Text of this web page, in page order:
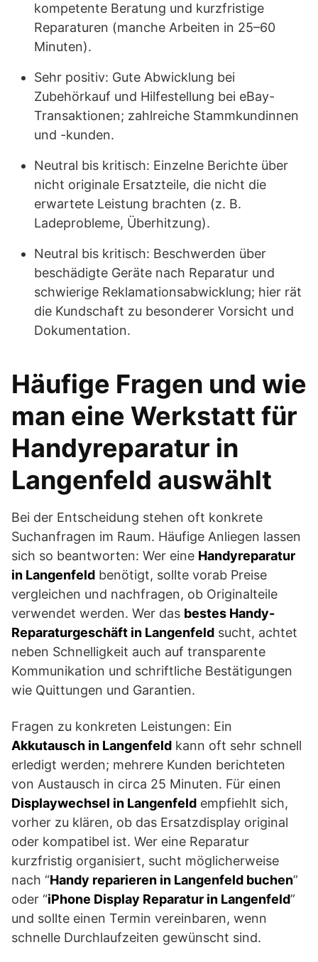
kompetente Beratung und kurzfristige
Reparaturen (manche Arbeiten in 25–60
Minuten).
Sehr positiv: Gute Abwicklung bei
Zubehörkauf und Hilfestellung bei eBay-
Transaktionen; zahlreiche Stammkundinnen
und -kunden.
Neutral bis kritisch: Einzelne Berichte über
nicht originale Ersatzteile, die nicht die
erwartete Leistung brachten (z. B.
Ladeprobleme, Überhitzung).
Neutral bis kritisch: Beschwerden über
beschädigte Geräte nach Reparatur und
schwierige Reklamationsabwicklung; hier rät
die Kundschaft zu besonderer Vorsicht und
Dokumentation.
Häufige Fragen und wie
man eine Werkstatt für
Handyreparatur in
Langenfeld auswählt
Bei der Entscheidung stehen oft konkrete
Suchanfragen im Raum. Häufige Anliegen lassen
sich so beantworten: Wer eine Handyreparatur
in Langenfeld benötigt, sollte vorab Preise
vergleichen und nachfragen, ob Originalteile
verwendet werden. Wer das bestes Handy-
Reparaturgeschäft in Langenfeld sucht, achtet
neben Schnelligkeit auch auf transparente
Kommunikation und schriftliche Bestätigungen
wie Quittungen und Garantien.
Fragen zu konkreten Leistungen: Ein
Akkutausch in Langenfeld kann oft sehr schnell
erledigt werden; mehrere Kunden berichteten
von Austausch in circa 25 Minuten. Für einen
Displaywechsel in Langenfeld empfiehlt sich,
vorher zu klären, ob das Ersatzdisplay original
oder kompatibel ist. Wer eine Reparatur
kurzfristig organisiert, sucht möglicherweise
nach “Handy reparieren in Langenfeld buchen”
oder “iPhone Display Reparatur in Langenfeld”
und sollte einen Termin vereinbaren, wenn
schnelle Durchlaufzeiten gewünscht sind.